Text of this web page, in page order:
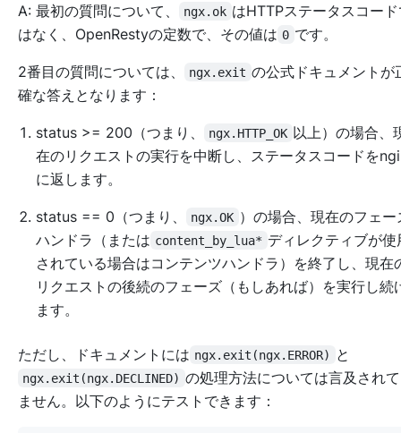
A: 最初の質問について、 ngx.ok はHTTPステータスコー
はなく、OpenRestyの定数で、その値は 0 です。
2番目の質問については、 ngx.exit の公式ドキュメントが
確な答えとなります：
status >= 200（つまり、 ngx.HTTP_OK 以上）の場合、
在のリクエストの実行を中断し、ステータスコードを
に返します。
status == 0（つまり、 ngx.OK ）の場合、現在のフェー
ハンドラ（または content_by_lua* ディレクティブが使
されている場合はコンテンツハンドラ）を終了し、現在
リクエストの後続のフェーズ（もしあれば）を実行し続
ます。
ただし、ドキュメントには ngx.exit(ngx.ERROR) と
ngx.exit(ngx.DECLINED) の処理方法については言及され
ません。以下のようにテストできます：